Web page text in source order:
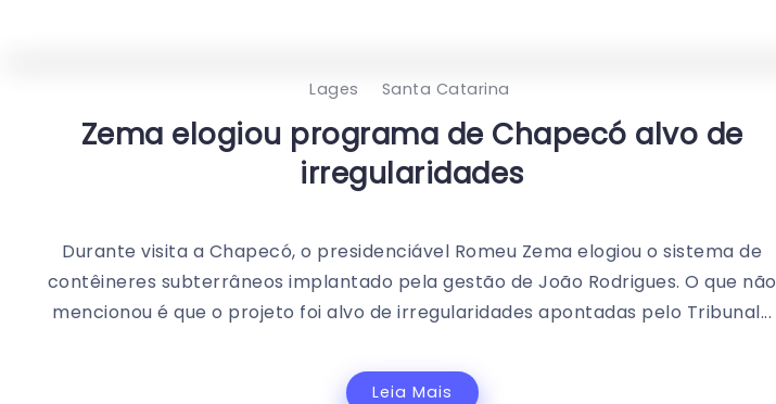
Lages Santa Catarina
Zema elogiou programa de Chapecó alvo de
irregularidades
Durante visita a Chapecó, o presidenciável Romeu Zema elogiou o sistema de
contêineres subterrâneos implantado pela gestão de João Rodrigues. O que não
mencionou é que o projeto foi alvo de irregularidades apontadas pelo Tribunal...
Leia Mais